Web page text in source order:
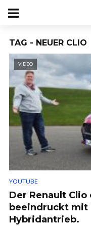
TAG - NEUER CLIO
VIDEO
YOUTUBE
Der Renault
beeindruckt mit
Hybridantrieb.